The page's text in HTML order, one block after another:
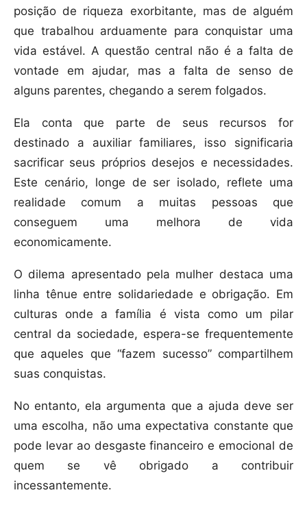
posição de riqueza exorbitante, mas de alguém
que trabalhou arduamente para conquistar uma
vida estável. A questão central não é a falta de
vontade em ajudar, mas a falta de senso de
alguns parentes, chegando a serem folgados.
Ela conta que parte de seus recursos for
destinado a auxiliar familiares, isso significaria
sacrificar seus próprios desejos e necessidades.
Este cenário, longe de ser isolado, reflete uma
realidade comum a muitas pessoas que
conseguem uma melhora de vida
economicamente.
O dilema apresentado pela mulher destaca uma
linha tênue entre solidariedade e obrigação. Em
culturas onde a família é vista como um pilar
central da sociedade, espera-se frequentemente
que aqueles que “fazem sucesso” compartilhem
suas conquistas.
No entanto, ela argumenta que a ajuda deve ser
uma escolha, não uma expectativa constante que
pode levar ao desgaste financeiro e emocional de
quem se vê obrigado a contribuir
incessantemente.